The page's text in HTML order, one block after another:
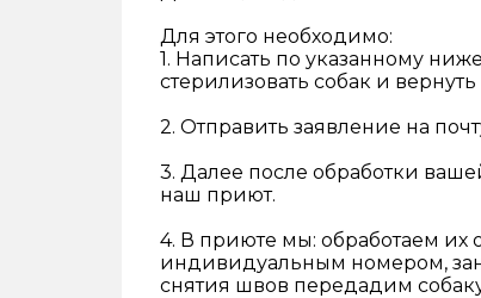
Для этого необходимо:
1. Написать по указанному
стерилизовать собак и
2. Отправить заявление на
3. Далее после обработки
наш приют.
4. В приюте мы: обработаем их
индивидуальным номером,
снятия швов передадим